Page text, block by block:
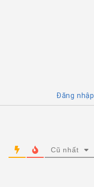
Đăng nhập
Cũ nhất